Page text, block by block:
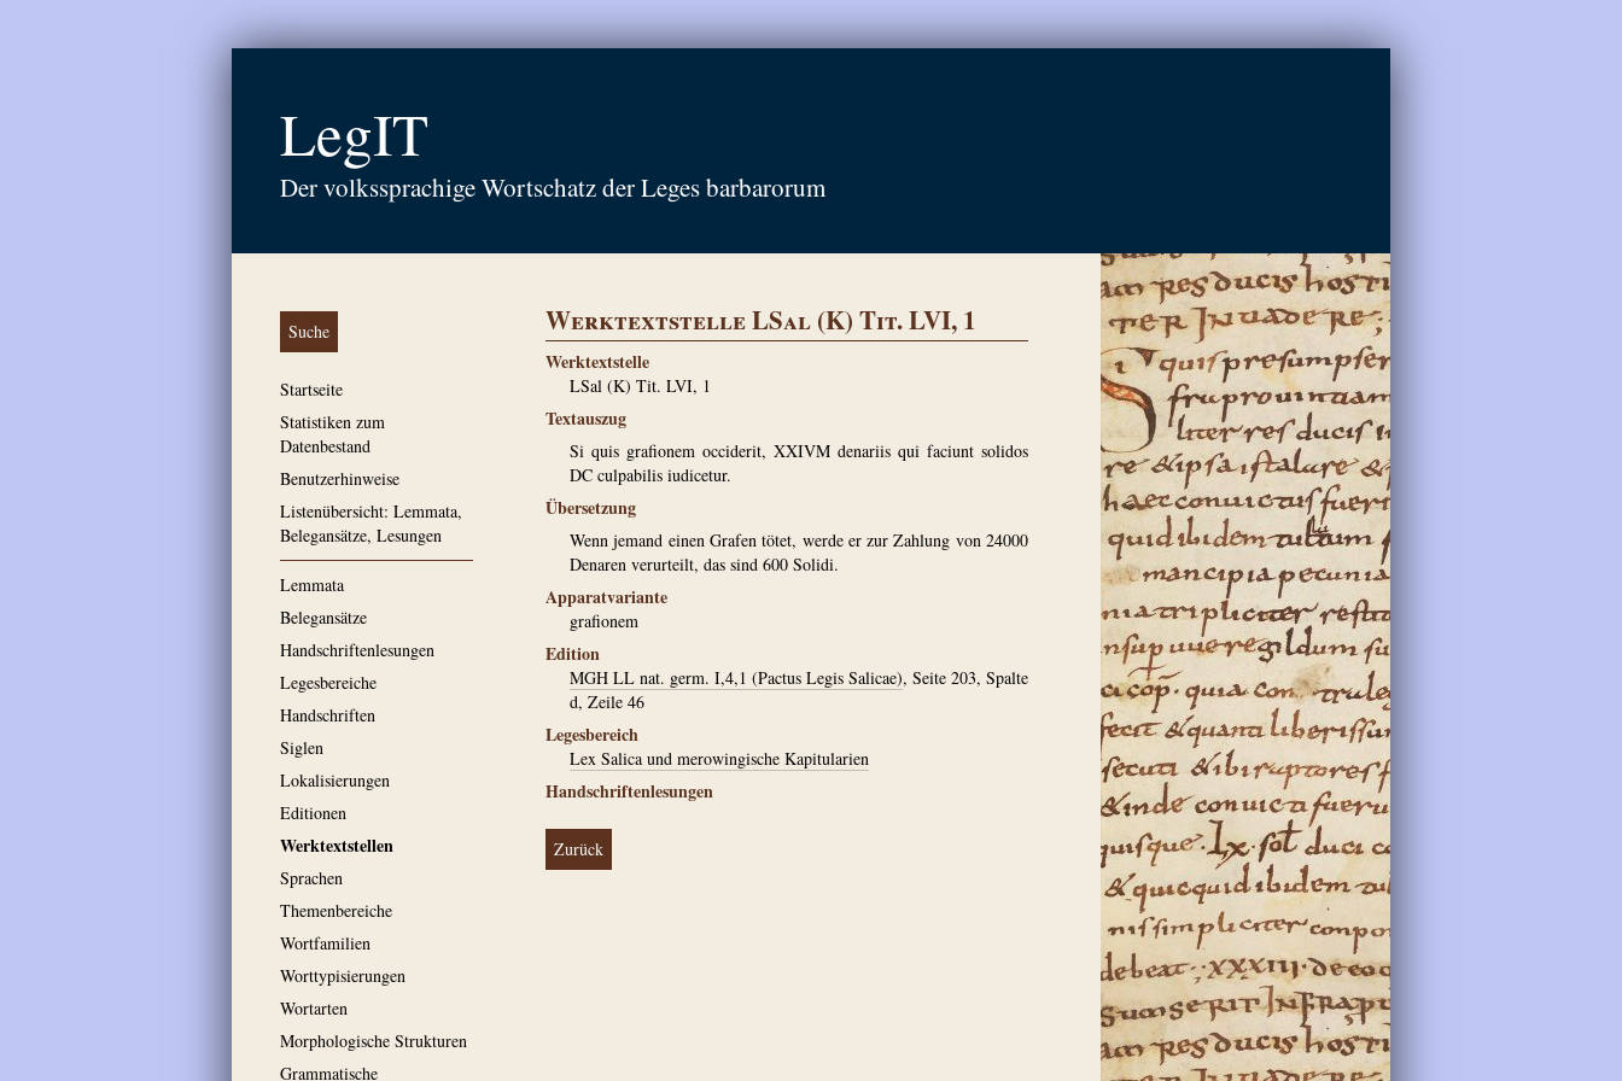
LegIT
Der volkssprachige Wortschatz der Leges barbarorum
Suche
Startseite
Statistiken zum
Datenbestand
Benutzerhinweise
Listenübersicht: Lemmata,
Belegansätze, Lesungen
Lemmata
Belegansätze
Handschriftenlesungen
Legesbereiche
Handschriften
Siglen
Lokalisierungen
Editionen
Werktextstellen
Sprachen
Themenbereiche
Wortfamilien
Worttypisierungen
Wortarten
Morphologische Strukturen
Grammatische
Werktextstelle LSal (K) Tit. LVI, 1
Werktextstelle
LSal (K) Tit. LVI, 1
Textauszug
Si quis grafionem occiderit, XXIVM denariis qui faciunt solidos
DC culpabilis iudicetur.
Übersetzung
Wenn jemand einen Grafen tötet, werde er zur Zahlung von 24000
Denaren verurteilt, das sind 600 Solidi.
Apparatvariante
grafionem
Edition
MGH LL nat. germ. I,4,1 (Pactus Legis Salicae), Seite 203, Spalte
d, Zeile 46
Legesbereich
Lex Salica und merowingische Kapitularien
Handschriftenlesungen
Zurück